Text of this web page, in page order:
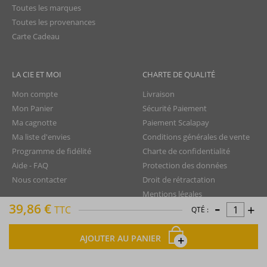
39,86 € TTC QTÉ : - +
AJOUTER AU PANIER
Toutes les marques
Toutes les provenances
Carte Cadeau
LA CIE ET MOI
Mon compte
Mon Panier
Ma cagnotte
Ma liste d'envies
Programme de fidélité
Aide - FAQ
Nous contacter
CHARTE DE QUALITÉ
Livraison
Sécurité Paiement
Paiement Scalapay
Conditions générales de vente
Charte de confidentialité
Protection des données
Droit de rétractation
Mentions légales
Plan du site